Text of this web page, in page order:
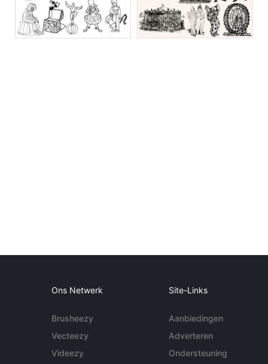
Ons Netwerk
Brusheezy
Vecteezy
Videezy
Site-Links
Aanbiedingen
Adverteren
Ondersteuning